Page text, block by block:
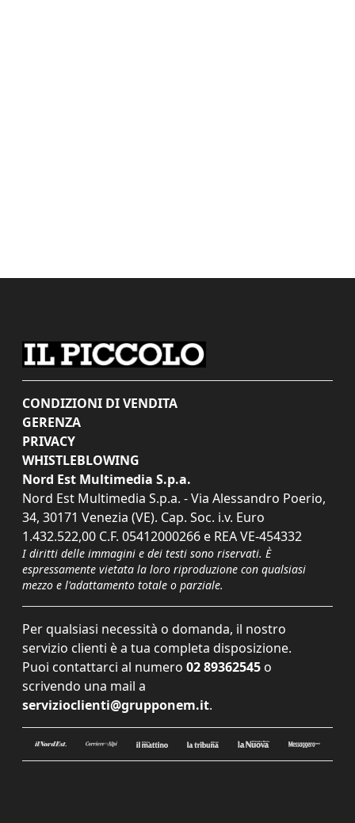
CONDIZIONI DI VENDITA
GERENZA
PRIVACY
WHISTLEBLOWING
Nord Est Multimedia S.p.a.
Nord Est Multimedia S.p.a. - Via Alessandro Poerio,
34, 30171 Venezia (VE). Cap. Soc. i.v. Euro
1.432.522,00 C.F. 05412000266 e REA VE-454332
I diritti delle immagini e dei testi sono riservati. È
espressamente vietata la loro riproduzione con qualsiasi
mezzo e l'adattamento totale o parziale.
Per qualsiasi necessità o domanda, il nostro
servizio clienti è a tua completa disposizione.
Puoi contattarci al numero 02 89362545 o
scrivendo una mail a
servizioclienti@grupponem.it.